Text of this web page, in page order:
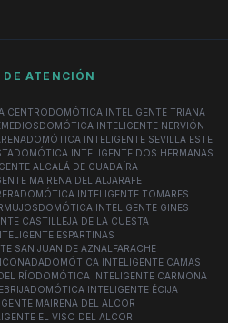
ATENCIÓN
CENTRODOMÓTICA INTELIGENTE TRIANA
DOMÓTICA INTELIGENTE NERVIÓN
DOMÓTICA INTELIGENTE SEVILLA ESTE
DOMÓTICA INTELIGENTE DOS HERMANAS
ALCALÁ DE GUADAÍRA
MAIRENA DEL ALJARAFE
DOMÓTICA INTELIGENTE TOMARES
DOMÓTICA INTELIGENTE GINES
CASTILLEJA DE LA CUESTA
ESPARTINAS
SAN JUAN DE AZNALFARACHE
DOMÓTICA INTELIGENTE CAMAS
RÍODOMÓTICA INTELIGENTE CARMONA
DOMÓTICA INTELIGENTE ÉCIJA
MAIRENA DEL ALCOR
EL VISO DEL ALCOR